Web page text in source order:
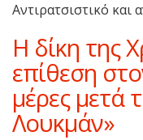
Αντιρατσιστικό και
Η δίκη της
επίθεση
μέρες μετά
Λουκμάν»